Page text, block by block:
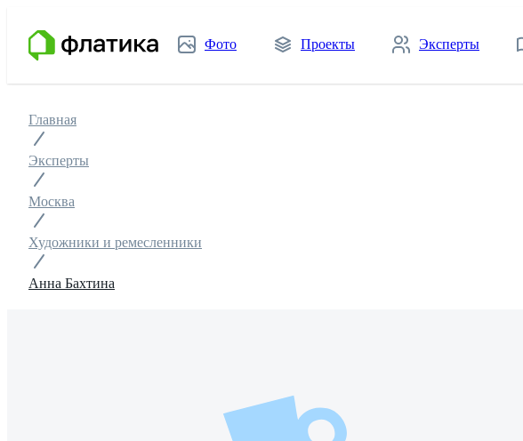
Фото Проекты Эксперты
Главная
Эксперты
Москва
Художники и ремесленники
Анна Бахтина